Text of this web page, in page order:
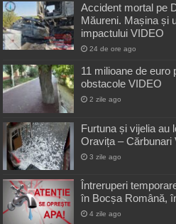
Accident mortal pe
Măureni. Mașina și
impactului VIDEO
24 de ore ago
11 milioane de
obstacole VIDEO
2 zile ago
Furtuna și vijelia au
Oravița – Cărbunari
3 zile ago
Întreruperi
în Bocșa Română,
4 zile ago